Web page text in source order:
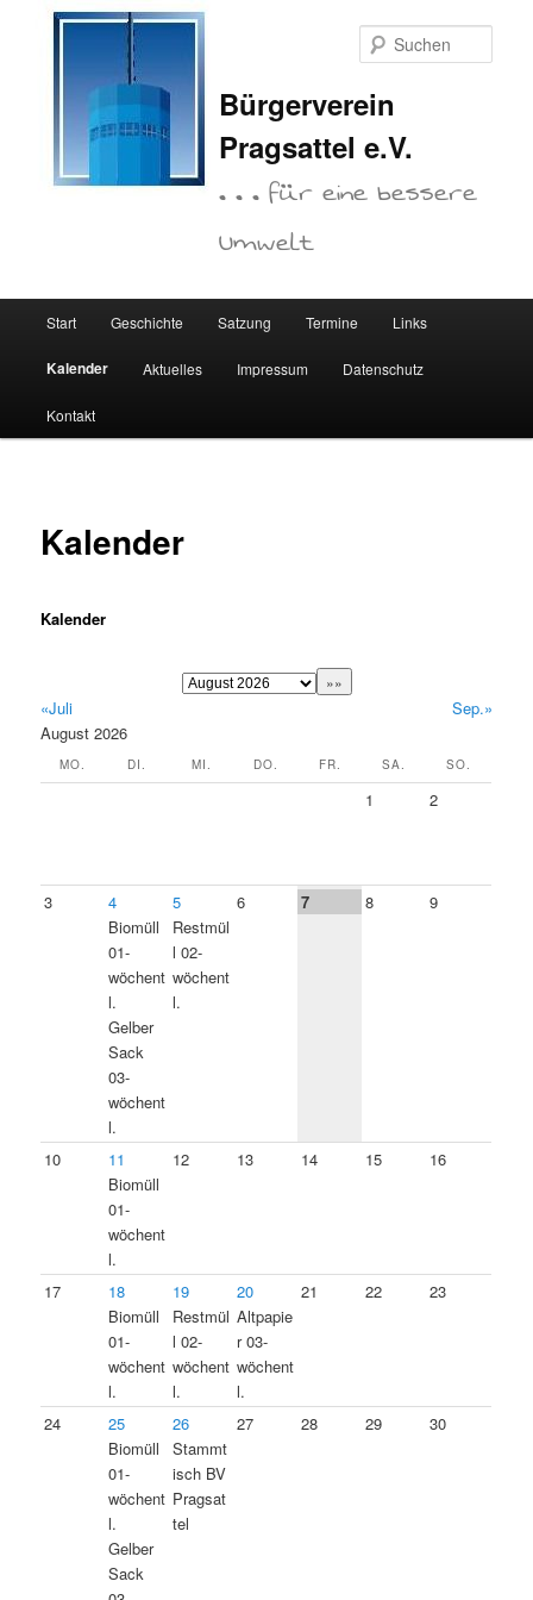
Bürgerverein
Pragsattel e.V.
. . . für eine bessere
Umwelt
Start Geschichte Satzung Termine Links
Kalender Aktuelles Impressum Datenschutz
Kontakt
Kalender
Kalender
«Juli
Sep.»
August 2026
MO. DI. MI. DO. FR. SA. SO.
1 2
3
4
Biomüll
01-
wöchent
l.
Gelber
Sack
03-
wöchent
l.
5
Restmül
l 02-
wöchent
l.
6 7 8 9
10
11
Biomüll
01-
wöchent
l.
12 13 14 15 16
17
18
Biomüll
01-
wöchent
l.
19
Restmül
l 02-
wöchent
l.
20
Altpapie
r 03-
wöchent
l.
21 22 23
24
25
Biomüll
01-
wöchent
l.
Gelber
Sack
26
Stammt
isch BV
Pragsat
tel
27 28 29 30